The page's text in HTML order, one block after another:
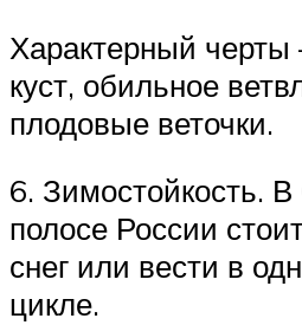
Характерный черты
куст, обильное
плодовые веточки.
6. Зимостойкость.
полосе России
снег или вести в
цикле.